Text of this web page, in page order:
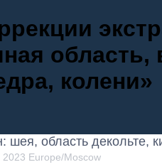
колени»
область декольте,
2023 Europe/Moscow